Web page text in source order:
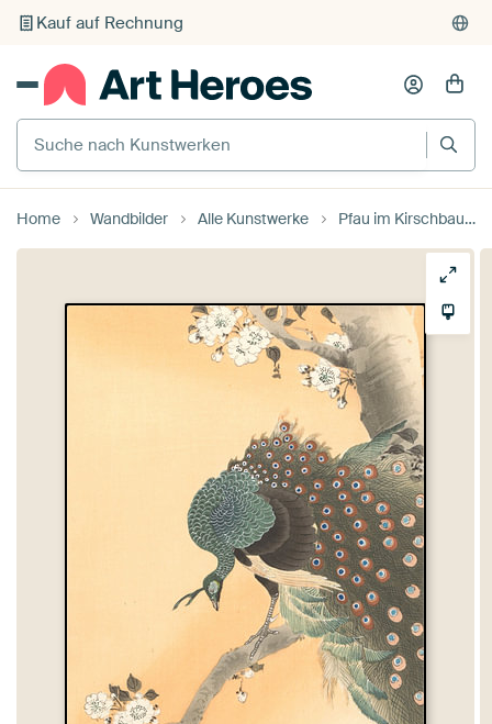
Kauf auf Rechnung
Individueller Druck auf Bestellung
Suche nach Kunstwerken
Home Wandbilder Alle Kunstwerke Pfau im Kirschbaum von Ohara Koson